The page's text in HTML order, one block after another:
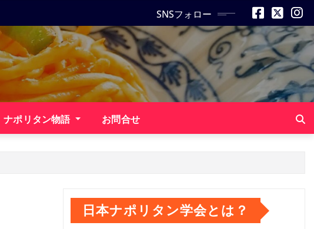
SNSフォロー
ナポリタン物語 お問合せ
日本ナポリタン学会とは？